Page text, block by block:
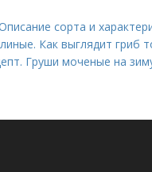
сорта и
Как выглядит гриб
Груши моченые на